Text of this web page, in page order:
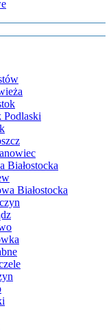
Podlaski
Białostocka
Białostocka